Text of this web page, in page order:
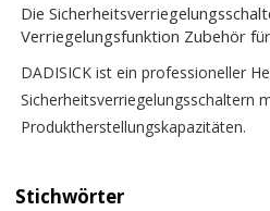
Die
Verriegelungsfunktion Zubehör
DADISICK ist ein professioneller
Sicherheitsverriegelungsschaltern
Produktherstellungskapazitäten.
Stichwörter